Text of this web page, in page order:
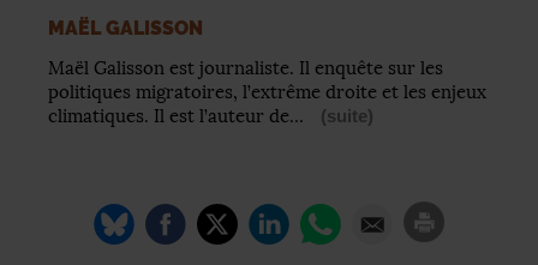
MAËL GALISSON
Maël Galisson est journaliste. Il enquête sur les
politiques migratoires, l’extrême droite et les enjeux
climatiques. Il est l’auteur de…
(suite)